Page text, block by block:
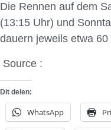
Die Rennen auf dem
(13:15 Uhr) und
dauern jeweils etwa 60
Source :
Dit delen:
WhatsApp